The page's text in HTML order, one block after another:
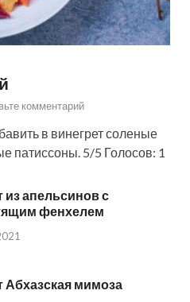
комментарий
в винегрет соленые
патиссоны. 5/5 Голосов: 1
из апельсинов с
фенхелем
Абхазская мимоза